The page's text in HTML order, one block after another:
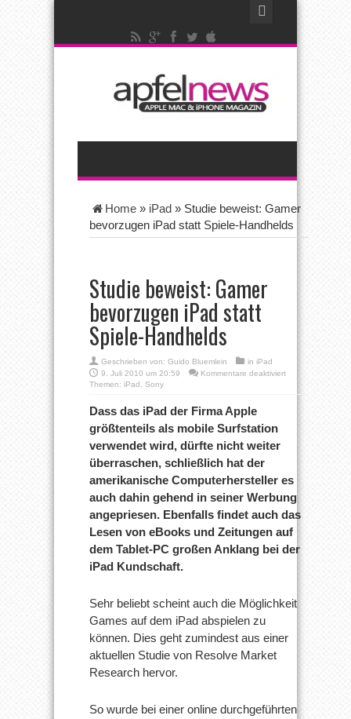
Home » iPad » Studie beweist: Gamer
bevorzugen iPad statt Spiele-Handhelds
Studie beweist: Gamer
bevorzugen iPad statt
Spiele-Handhelds
Geschrieben von: Guido Bluemlein in iPad
9. Juli 2010 um 20:59
Kommentare deaktiviertfür
beweist:
bevorzugen
Spiele-
Themen: iPad Sony
Dass das iPad der Firma Apple
größtenteils als mobile Surfstation
verwendet wird, dürfte nicht weiter
überraschen, schließlich hat der
amerikanische Computerhersteller es
auch dahin gehend in seiner Werbung
angepriesen. Ebenfalls findet auch das
Lesen von eBooks und Zeitungen auf
dem Tablet-PC großen Anklang bei der
iPad Kundschaft.
Sehr beliebt scheint auch die Möglichkeit
Games auf dem iPad abspielen zu
können. Dies geht zumindest aus einer
aktuellen Studie von Resolve Market
Research hervor.
So wurde bei einer online durchgeführten